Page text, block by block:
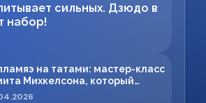
сильных. Дзюдо в
набор!
на татами: мастер-класс
Михкелсона, который
правила игры в регионе